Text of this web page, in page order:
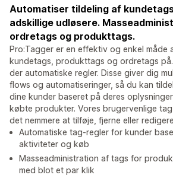
Automatiser tildeling af
adskillige udløsere.
ordretags og produkttags.
Pro:Tagger er en effektiv og enkel måde
kundetags, produkttags og ordretags
der automatiske regler. Disse giver dig
flows og automatiseringer, så du kan
dine kunder baseret på deres
købte produkter. Vores brugervenlige
det nemmere at tilføje, fjerne eller
Automatiske tag-regler for kunder
aktiviteter og køb
Masseadministration af tags for
med blot et par klik